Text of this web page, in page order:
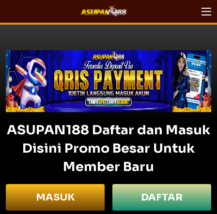
ASUPAN188 Daftar dan Masuk
Disini Promo Besar Untuk
Member Baru
MASUK DAFTAR